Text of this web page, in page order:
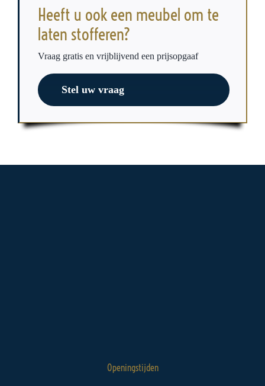
Heeft u ook een meubel om te
laten stofferen?
Vraag gratis en vrijblijvend een prijsopgaaf
Stel uw vraag
Openingstijden